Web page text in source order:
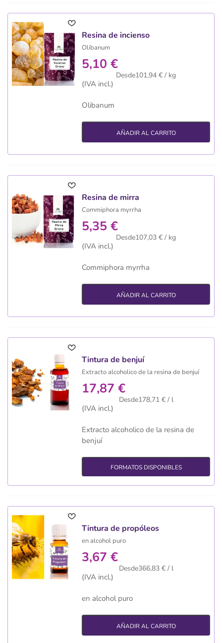
Resina de incienso
Olibanum
5,10 €
Desde101,94 € / kg
(IVA incl.)
Olibanum
AÑADIR AL CARRITO
Resina de mirra
Commiphora myrrha
5,35 €
Desde107,03 € / kg
(IVA incl.)
Commiphora myrrha
AÑADIR AL CARRITO
Tintura de benjuí
Extracto alcoholico de la resina de benjuí
17,87 €
Desde178,71 € / l
(IVA incl.)
Extracto alcoholico de la resina de
benjuí
FORMATOS DISPONIBLES
Tintura de propóleos
en alcohol puro
3,67 €
Desde366,83 € / l
(IVA incl.)
en alcohol puro
AÑADIR AL CARRITO